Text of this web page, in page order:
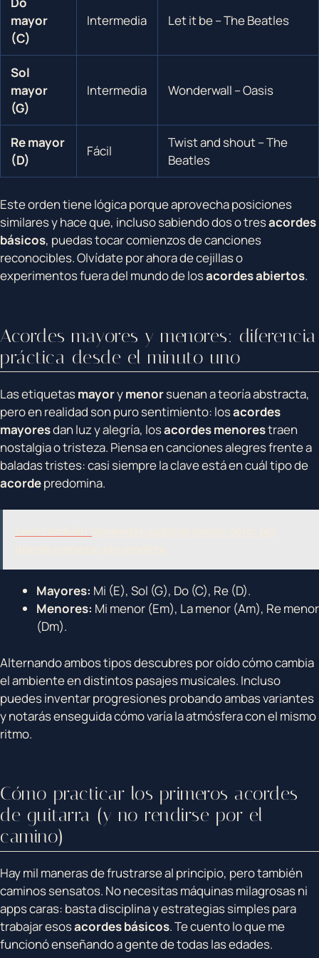
mayor
(C)
Intermedia Let it be – The Beatles
Sol
mayor
(G)
Intermedia Wonderwall – Oasis
Re mayor
(D)
Fácil
Twist and shout – The
Beatles
Este orden tiene lógica porque aprovecha posiciones
similares y hace que, incluso sabiendo dos o tresacordes
básicos, puedas tocar comienzos de canciones
reconocibles. Olvídate por ahora de cejillas o
experimentos fuera del mundo de losacordes abiertos.
Acordes mayores y menores: diferencia
práctica desde el minuto uno
Las etiquetasmayorymenorsuenan a teoría abstracta,
pero en realidad son puro sentimiento: losacordes
mayoresdan luz y alegría, losacordes menorestraen
nostalgia o tristeza. Piensa en canciones alegres frente a
baladas tristes: casi siempre la clave está en cuál tipo de
acordepredomina.
Mayores: Mi (E), Sol (G), Do (C), Re (D).
Menores: Mi menor (Em), La menor (Am), Re menor
(Dm).
Alternando ambos tipos descubres por oído cómo cambia
el ambiente en distintos pasajes musicales. Incluso
puedes inventar progresiones probando ambas variantes
y notarás enseguida cómo varía la atmósfera con el mismo
ritmo.
Cómo practicar los primeros acordes
de guitarra (y no rendirse por el
camino)
Hay mil maneras de frustrarse al principio, pero también
caminos sensatos. No necesitas máquinas milagrosas ni
apps caras: basta disciplina y estrategias simples para
trabajar esosacordes básicos. Te cuento lo que me
funcionó enseñando a gente de todas las edades.